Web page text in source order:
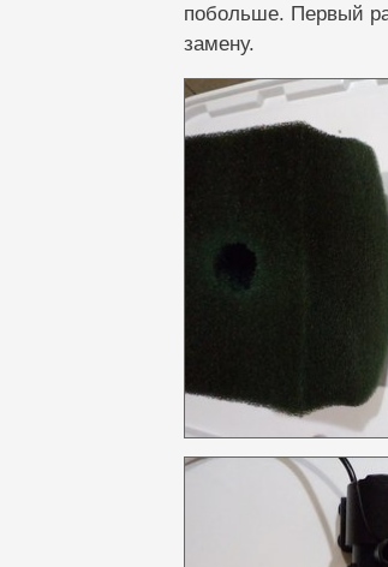
побольше. Первый
замену.